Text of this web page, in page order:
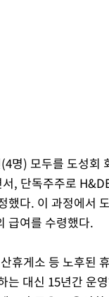
명) 모두를 도성회
, 단독주주로
했다. 이 과정에서
급여를 수령했다.
휴게소 등 노후된
는 대신 15년간 운